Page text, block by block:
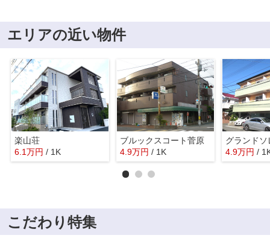
エリアの近い物件
楽山荘
6.1万円 / 1K
ブルックスコート菅原
4.9万円 / 1K
グランドソ
4.9万円 /
こだわり特集